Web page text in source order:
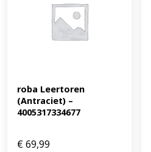
roba Leertoren
(Antraciet) –
4005317334677
€69,99